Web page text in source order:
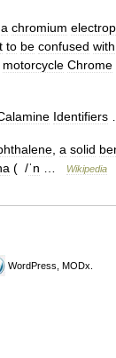
a chromium
to be confused with
motorcycle Chrome
Identifiers
a solid
( /ˈn Wikipedia
WordPress, MODx.